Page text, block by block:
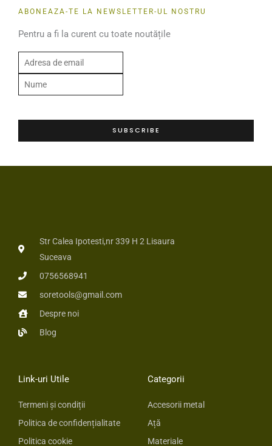
ABONEAZA-TE LA NEWSLETTER-UL NOSTRU
Pentru a fi la curent cu toate noutățile
u
m
*
SUBSCRIBE
Str Calea Ipotesti,nr 339 H 2 Lisaura
Suceava
0756568941
soretools@gmail.com
Despre noi
Blog
Link-uri Utile
Termeni și condiții
Politica de confidențialitate
Politica cookie
Categorii
Accesorii metal
Ață
Materiale